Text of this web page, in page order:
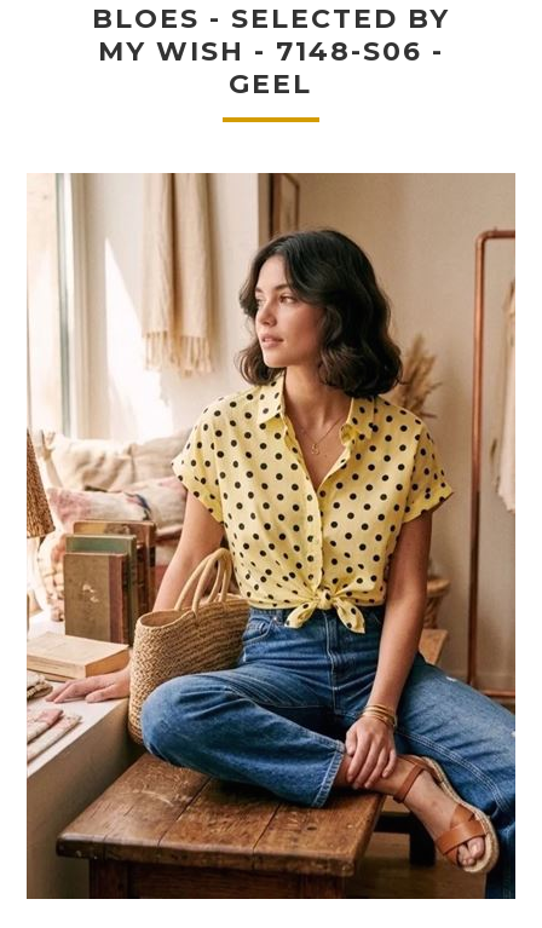
BLOES - SELECTED BY
MY WISH - 7148-S06 -
GEEL